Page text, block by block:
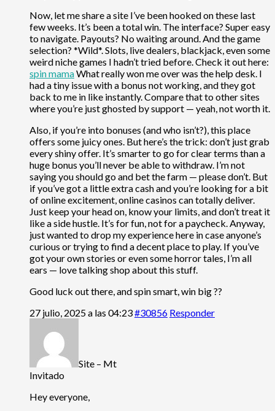
Now, let me share a site I’ve been hooked on these last
few weeks. It’s been a total win. The interface? Super easy
to navigate. Payouts? No waiting around. And the game
selection? *Wild*. Slots, live dealers, blackjack, even some
weird niche games I hadn’t tried before. Check it out here:
spin mamaWhat really won me over was the help desk. I
had a tiny issue with a bonus not working, and they got
back to me in like instantly. Compare that to other sites
where you’re just ghosted by support — yeah, not worth it.
Also, if you’re into bonuses (and who isn’t?), this place
offers some juicy ones. But here’s the trick: don’t just grab
every shiny offer. It’s smarter to go for clear terms than a
huge bonus you’ll never be able to withdraw. I’m not
saying you should go and bet the farm — please don’t. But
if you’ve got a little extra cash and you’re looking for a bit
of online excitement, online casinos can totally deliver.
Just keep your head on, know your limits, and don’t treat it
like a side hustle. It’s for fun, not for a paycheck. Anyway,
just wanted to drop my experience here in case anyone’s
curious or trying to find a decent place to play. If you’ve
got your own stories or even some horror tales, I’m all
ears — love talking shop about this stuff.
Good luck out there, and spin smart, win big ??
27 julio, 2025 a las 04:23#30856 Responder
Site – Mt
Invitado
Hey everyone,